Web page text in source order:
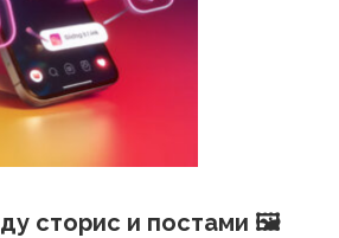
сторис и постами 🖼